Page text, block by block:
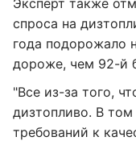
Эксперт также
спроса на
года подорожало
дороже, чем 92-й
"Все из-за того,
дизтопливо. В
требований к